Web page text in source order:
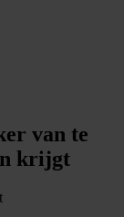
van te
krijgt